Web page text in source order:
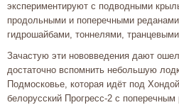
экспериментируют с подводными
продольными и поперечными
гидрошайбами, тоннелями,
Зачастую эти нововведения дают
достаточно вспомнить небольшую
Подмосковье, которая идёт под
белорусский Прогресс-2 с